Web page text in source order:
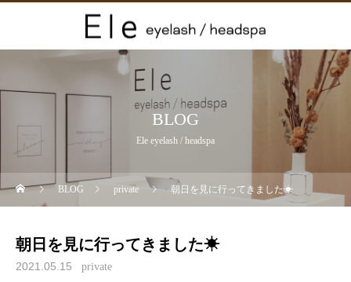
BLOG
Ele eyelash / headspa
BLOG private 朝日を見に行ってきました☀︎
朝日を見に行ってきました☀︎
2021.05.15 private